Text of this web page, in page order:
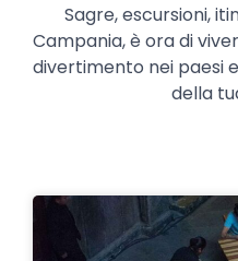
Sagre, escursioni,
Campania, è ora di
divertimento nei paesi
della